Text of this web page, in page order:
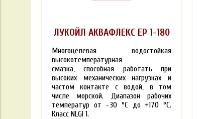
ЛУКОЙЛ АКВАФЛЕКС ЕР 1-180
Многоцелевая водостойкая
высокотемпературная
смазка, способная работать при
высоких механических нагрузках и
частом контакте с водой, в том
числе морской. Диапазон рабочих
температур от –30 °С до +170 °С.
Класс NLGI 1.